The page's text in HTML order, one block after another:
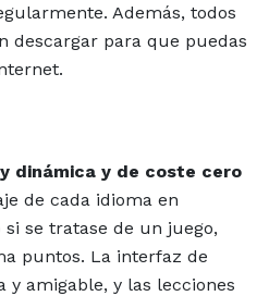
Además, todos
descargar para que puedas
dinámica y de coste cero
de cada idioma en
se tratase de un juego,
puntos. La interfaz de
y amigable, y las lecciones